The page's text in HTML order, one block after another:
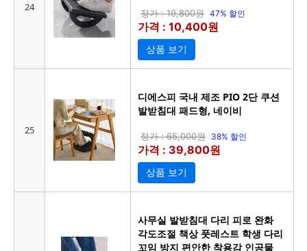
24
정가 : 19,800원 47% 할인
가격 : 10,400원
상품 보기
25
디에스피 국내 제조 PIO 2단 쿠션
발받침대 패드형, 네이비
정가 : 65,000원 38% 할인
가격 : 39,800원
상품 보기
사무실 발받침대 다리 피로 완화
각도조절 책상 풋레스트 학생 다리
꼬임 방지 편안한 착용감 인공물